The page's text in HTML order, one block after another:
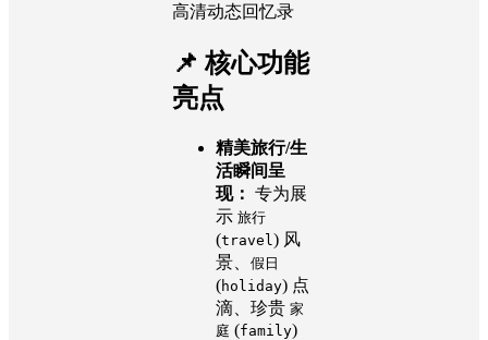
高清动态回忆录
📌 核心功能
亮点
精美旅行/生
活瞬间呈
现： 专为展
示 旅行
(travel ) 风
景、 假日
(holiday) 点
滴、珍贵 家
庭 (family)